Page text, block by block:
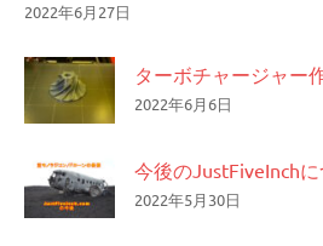
2022年6月27日
ターボチャージャー
2022年6月6日
今後のJustFiveInchに
2022年5月30日